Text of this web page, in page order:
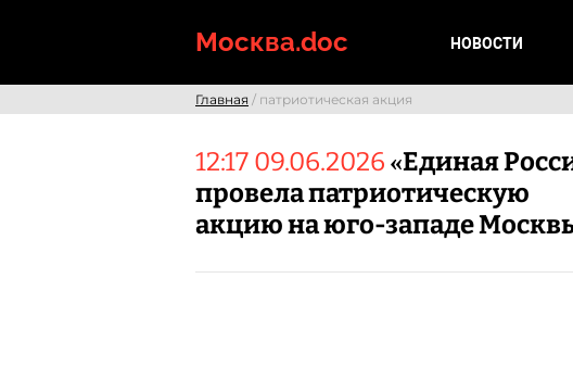
Москва.doc НОВОСТИ
Главная / патриотическая акция
12:17 09.06.2026 «Единая
провела патриотическую
акцию на юго-западе